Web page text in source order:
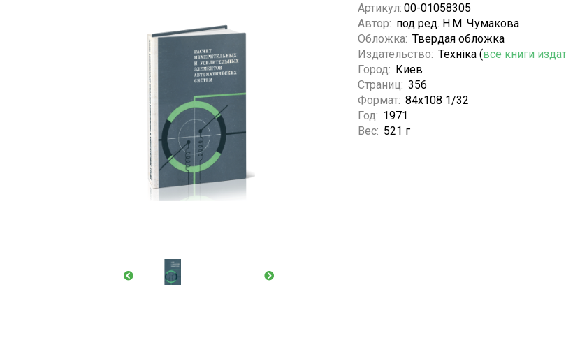
Артикул: 00-01058305
Автор: под ред. Н.М. Чумакова
Обложка: Твердая обложка
Издательство: Технiка (все книги
Город: Киев
Страниц: 356
Формат: 84х108 1/32
Год: 1971
Вес: 521 г